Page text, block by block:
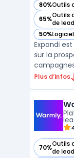
80%Outils
— voir
65%Outils
de
— voir
50%
— voir
Expandi
sur la
Plus d’infos
70%Outils
de
— voir